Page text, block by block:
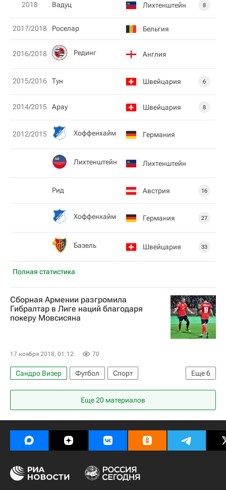
Полная статистика
2018 Вадуц Лихтенштейн 8
2017/2018 Роселар Бельгия
2016/2018 Рединг Англия
2015/2016 Тун Швейцария 6
2014/2015 Арау Швейцария 8
2012/2015 Хоффенхайм Германия
Лихтенштейн Лихтенштейн
Рид Австрия 16
Хоффенхайм Германия 27
Базель Швейцария 33
Сборная Армении разгромила
Гибралтар в Лиге наций благодаря
покеру Мовсисяна
17 ноября 2018, 01:12 70
Еще6
Сандро Визер Футбол
Спорт
Лига наций УЕФА. Лига A
Гибралтар
Александр Карапетян
Илия Несторовски
Юра Мовсисян
Еще 20 материалов